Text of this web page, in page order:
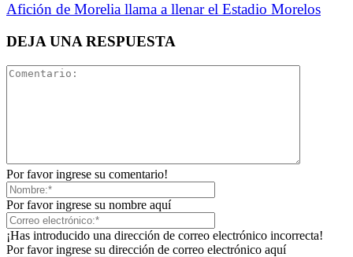
Afición de Morelia llama a llenar el Estadio Morelos
DEJA UNA RESPUESTA
Por favor ingrese su comentario!
Por favor ingrese su nombre aquí
¡Has introducido una dirección de correo electrónico incorrecta!
Por favor ingrese su dirección de correo electrónico aquí